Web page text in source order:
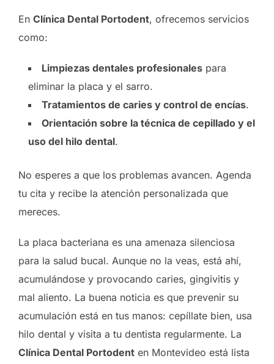
En Clínica Dental Portodent, ofrecemos servicios
como:
Limpiezas dentales profesionales para
eliminar la placa y el sarro.
Tratamientos de caries y control de encías.
Orientación sobre la técnica de cepillado y el
uso del hilo dental.
No esperes a que los problemas avancen. Agenda
tu cita y recibe la atención personalizada que
mereces.
La placa bacteriana es una amenaza silenciosa
para la salud bucal. Aunque no la veas, está ahí,
acumulándose y provocando caries, gingivitis y
mal aliento. La buena noticia es que prevenir su
acumulación está en tus manos: cepíllate bien, usa
hilo dental y visita a tu dentista regularmente. La
Clínica Dental Portodent en Montevideo está lista